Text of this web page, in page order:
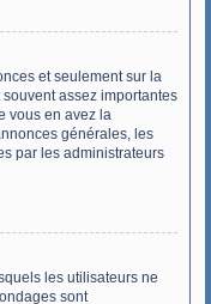
et seulement sur la
assez importantes
vous en avez la
générales, les
par les administrateurs
les utilisateurs ne
sont